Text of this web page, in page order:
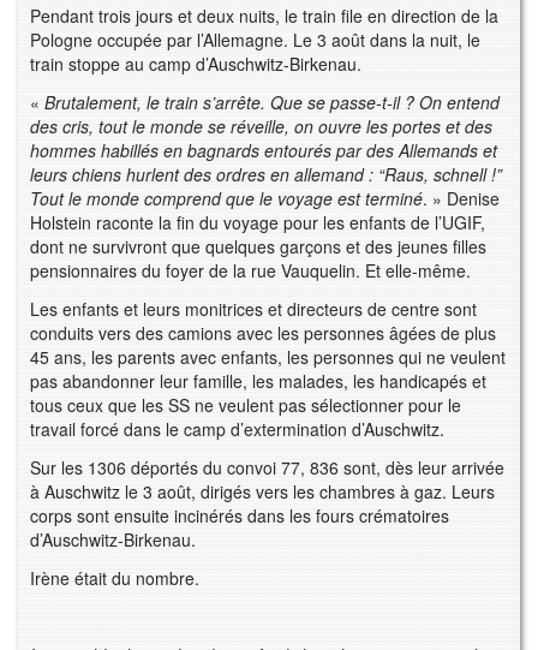
Pendant trois jours et deux nuits, le train file en direction de la
Pologne occupée par l’Allemagne. Le 3 août dans la nuit, le
train stoppe au camp d’Auschwitz-Birkenau.
« Brutalement, le train s’arrête. Que se passe-t-il ? On entend
des cris, tout le monde se réveille, on ouvre les portes et des
hommes habillés en bagnards entourés par des Allemands et
leurs chiens hurlent des ordres en allemand : “Raus, schnell !”
Tout le monde comprend que le voyage est terminé. » Denise
Holstein raconte la fin du voyage pour les enfants de l’UGIF,
dont ne survivront que quelques garçons et des jeunes filles
pensionnaires du foyer de la rue Vauquelin. Et elle-même.
Les enfants et leurs monitrices et directeurs de centre sont
conduits vers des camions avec les personnes âgées de plus
45 ans, les parents avec enfants, les personnes qui ne veulent
pas abandonner leur famille, les malades, les handicapés et
tous ceux que les SS ne veulent pas sélectionner pour le
travail forcé dans le camp d’extermination d’Auschwitz.
Sur les 1306 déportés du convoi 77, 836 sont, dès leur arrivée
à Auschwitz le 3 août, dirigés vers les chambres à gaz. Leurs
corps sont ensuite incinérés dans les fours crématoires
d’Auschwitz-Birkenau.
Irène était du nombre.